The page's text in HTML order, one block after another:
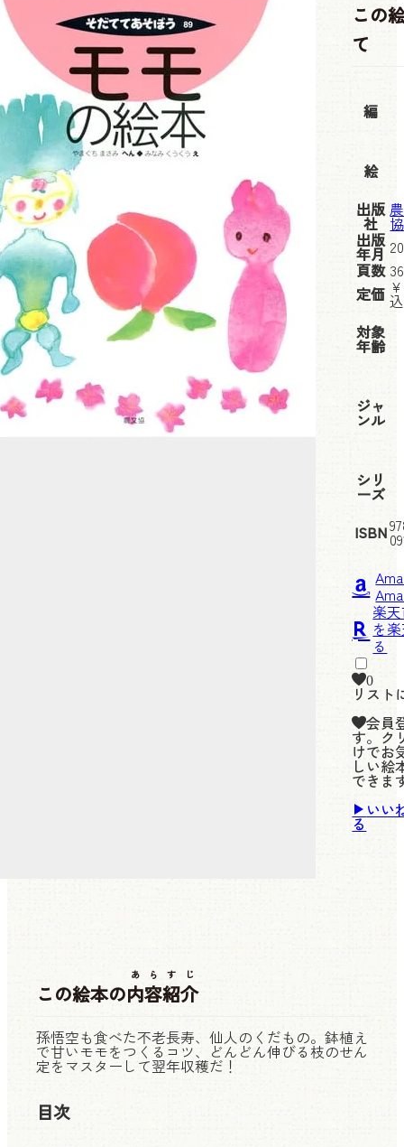
この
て
編
絵
出版
社
出版
年月
頁数
定価 ¥
対象
年齢
ジャ
ンル
シリ
ーズ
ISBN
楽
0
リスト
会員
す。ク
けでお
しい絵
できま
いい
る
この絵本の内容紹介
あらすじ
孫悟空も食べた不老長寿、仙人のくだもの。鉢植え
で甘いモモをつくるコツ、どんどん伸びる枝のせん
定をマスターして翌年収穫だ！
目次